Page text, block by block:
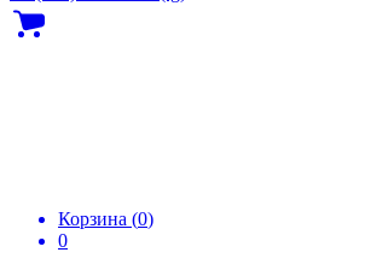
Корзина (0)
0